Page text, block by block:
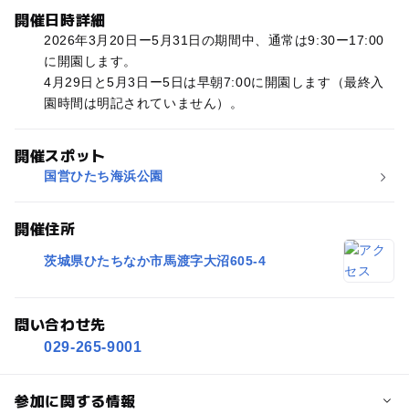
開催日時詳細
2026年3月20日ー5月31日の期間中、通常は9:30ー17:00
に開園します。
4月29日と5月3日ー5日は早朝7:00に開園します（最終入
園時間は明記されていません）。
開催スポット
国営ひたち海浜公園
開催住所
茨城県ひたちなか市馬渡字大沼605-4
問い合わせ先
029-265-9001
参加に関する情報